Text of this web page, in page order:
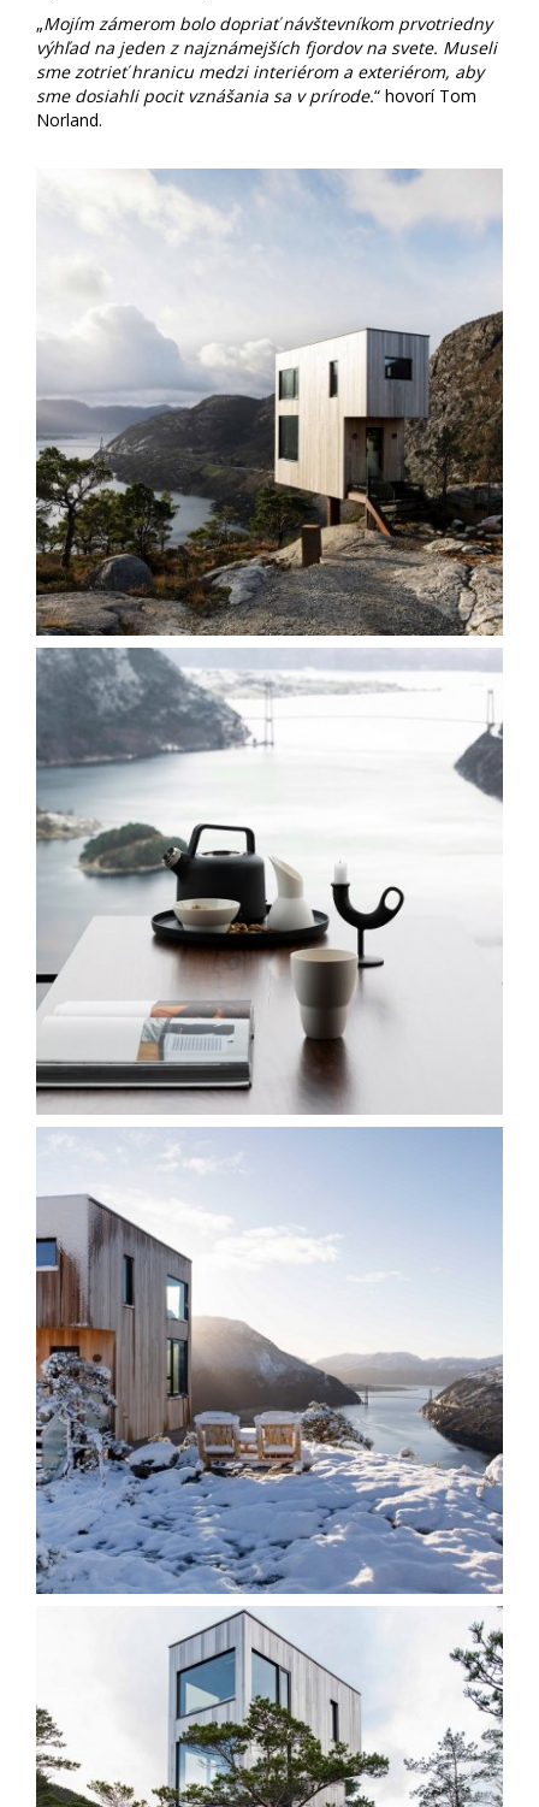
„Mojím zámerom bolo dopriať návštevníkom prvotriedny
výhľad na jeden z najznámejších fjordov na svete. Museli
sme zotrieť hranicu medzi interiérom a exteriérom, aby
sme dosiahli pocit vznášania sa v prírode.“ hovorí Tom
Norland.